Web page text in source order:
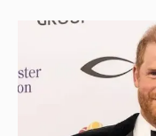
Меган Маркл и
в Канаде